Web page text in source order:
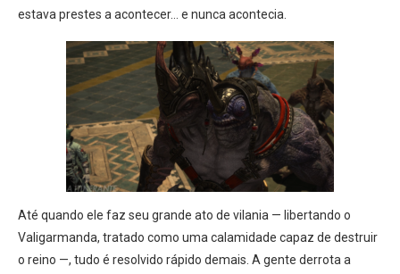
estava prestes a acontecer… e nunca acontecia.
Até quando ele faz seu grande ato de vilania — libertando o
Valigarmanda, tratado como uma calamidade capaz de destruir
o reino —, tudo é resolvido rápido demais. A gente derrota a